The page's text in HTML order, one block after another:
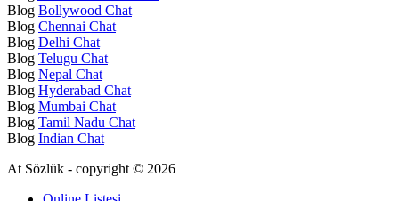
Blog Bollywood Chat
Blog Chennai Chat
Blog Delhi Chat
Blog Telugu Chat
Blog Nepal Chat
Blog Hyderabad Chat
Blog Mumbai Chat
Blog Tamil Nadu Chat
Blog Indian Chat
At Sözlük - copyright © 2026